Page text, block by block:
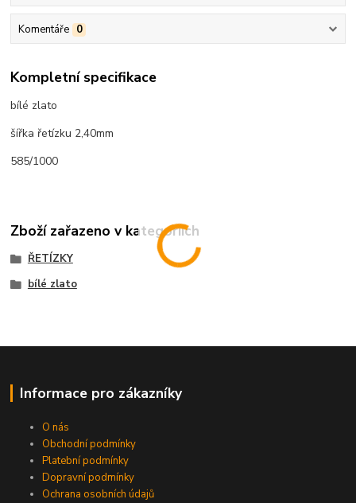
Komentáře 0
Kompletní specifikace
bílé zlato
šířka řetízku 2,40mm
585/1000
Zboží zařazeno v kategoriích
ŘETÍZKY
bílé zlato
Informace pro zákazníky
O nás
Obchodní podmínky
Platební podmínky
Dopravní podmínky
Ochrana osobních údajů